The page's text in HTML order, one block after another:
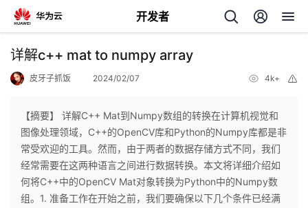
开发者
返
个
人
我
详解c++ mat to numpy array
皮牙子抓饭 2024/02/07 4k+
【摘要】 详解C++ Mat到Numpy数组的转换在计算机视觉和
图像处理领域，C++的OpenCV库和Python的Numpy库都是非
常受欢迎的工具。然而，由于两者的数据存储方式不同，我们
经常需要在这两种语言之间进行数据转换。本文将详细介绍如
何将C++中的OpenCV Mat对象转换为Python中的Numpy数
组。1. 准备工作在开始之前，我们要确保以下几个条件已经满